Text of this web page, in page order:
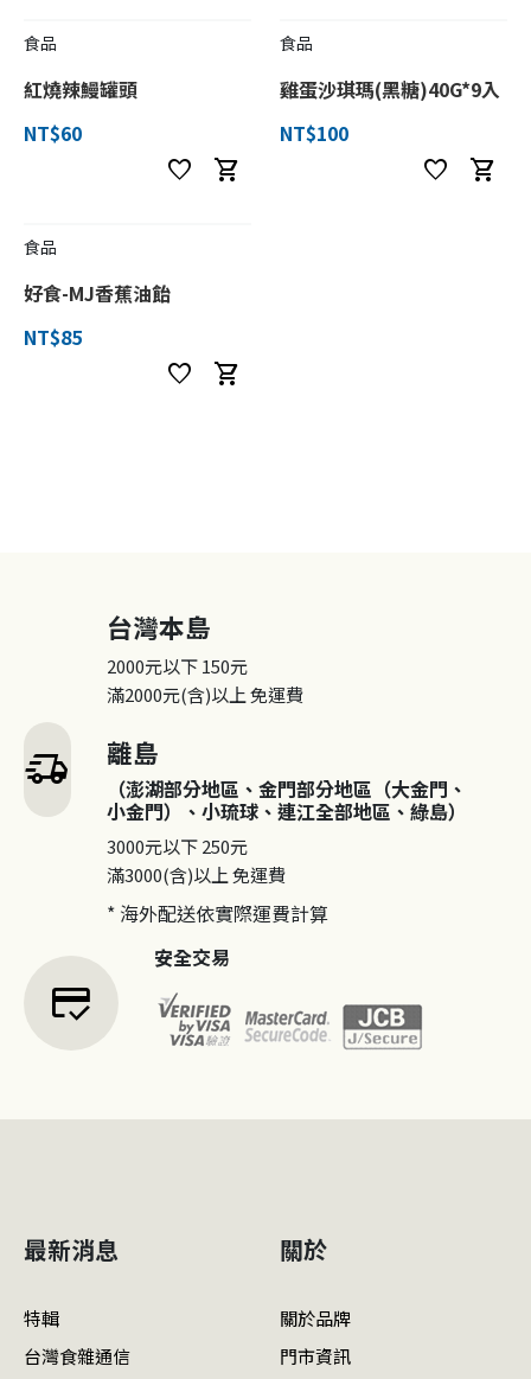
食品
紅燒辣鰻罐頭
NT$60
favorite shopping_cart
食品
雞蛋沙琪瑪(黑糖)40G*9入
NT$100
favorite shopping_cart
食品
好食-MJ香蕉油飴
NT$85
favorite shopping_cart
delivery_truck_speed
台灣本島
2000元以下150元
滿2000元(含)以上免運費
離島
（澎湖部分地區、金門部分地區（大金門、
小金門）、小琉球、連江全部地區、綠島）
3000元以下250元
滿3000(含)以上免運費
* 海外配送依實際運費計算
credit_score
安全交易
最新消息
特輯
台灣食雜通信
關於
關於品牌
門市資訊